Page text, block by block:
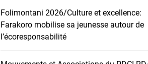
Folimontani 2026/Culture et excellence:
Farakoro mobilise sa jeunesse autour de
l’écoresponsabilité